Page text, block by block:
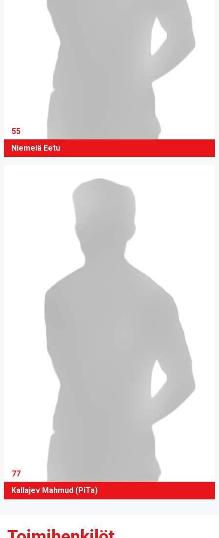
55
Niemelä Eetu
77
Kallajev Mahmud (PiTa)